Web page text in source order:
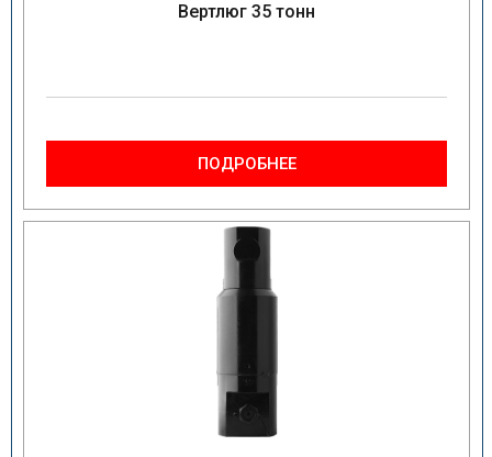
Вертлюг 35 тонн
ПОДРОБНЕЕ